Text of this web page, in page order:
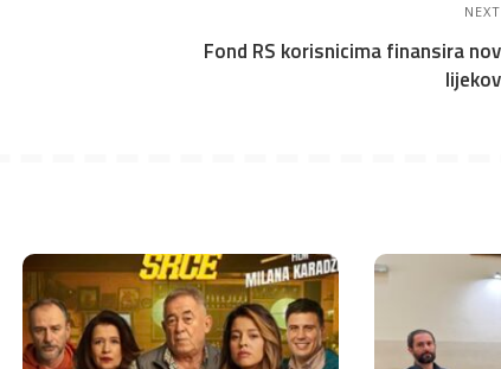
Fond RS korisnicima finansira